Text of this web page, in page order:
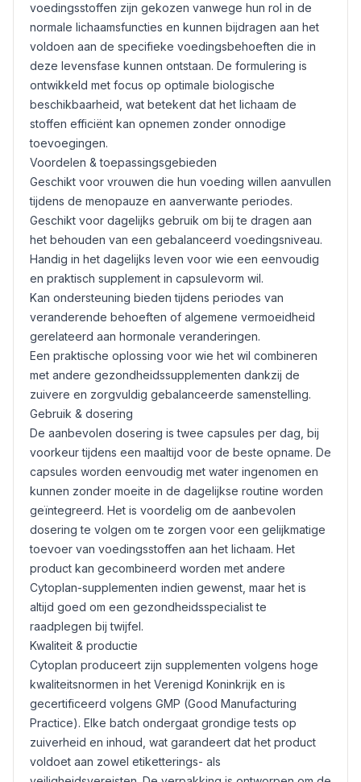
voedingsstoffen zijn gekozen vanwege hun rol in de
normale lichaamsfuncties en kunnen bijdragen aan het
voldoen aan de specifieke voedingsbehoeften die in
deze levensfase kunnen ontstaan. De formulering is
ontwikkeld met focus op optimale biologische
beschikbaarheid, wat betekent dat het lichaam de
stoffen efficiënt kan opnemen zonder onnodige
toevoegingen.
Voordelen & toepassingsgebieden
Geschikt voor vrouwen die hun voeding willen aanvullen
tijdens de menopauze en aanverwante periodes.
Geschikt voor dagelijks gebruik om bij te dragen aan
het behouden van een gebalanceerd voedingsniveau.
Handig in het dagelijks leven voor wie een eenvoudig
en praktisch supplement in capsulevorm wil.
Kan ondersteuning bieden tijdens periodes van
veranderende behoeften of algemene vermoeidheid
gerelateerd aan hormonale veranderingen.
Een praktische oplossing voor wie het wil combineren
met andere gezondheidssupplementen dankzij de
zuivere en zorgvuldig gebalanceerde samenstelling.
Gebruik & dosering
De aanbevolen dosering is twee capsules per dag, bij
voorkeur tijdens een maaltijd voor de beste opname. De
capsules worden eenvoudig met water ingenomen en
kunnen zonder moeite in de dagelijkse routine worden
geïntegreerd. Het is voordelig om de aanbevolen
dosering te volgen om te zorgen voor een gelijkmatige
toevoer van voedingsstoffen aan het lichaam. Het
product kan gecombineerd worden met andere
Cytoplan-supplementen indien gewenst, maar het is
altijd goed om een gezondheidsspecialist te
raadplegen bij twijfel.
Kwaliteit & productie
Cytoplan produceert zijn supplementen volgens hoge
kwaliteitsnormen in het Verenigd Koninkrijk en is
gecertificeerd volgens GMP (Good Manufacturing
Practice). Elke batch ondergaat grondige tests op
zuiverheid en inhoud, wat garandeert dat het product
voldoet aan zowel etiketterings- als